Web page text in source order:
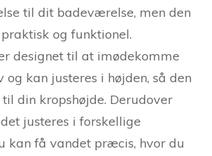
til dit badeværelse, men den
og funktionel.
designet til at imødekomme
og kan justeres i højden, så den
din kropshøjde. Derudover
justeres i forskellige
kan få vandet præcis, hvor du